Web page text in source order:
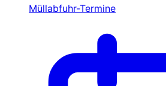
Müllabfuhr-Termine